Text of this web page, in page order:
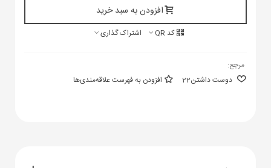
افزودن به سبد خرید
کد QR اشتراک گذاری
مرجع:
دوست داشتن22 افزودن به فهرست علاقه‌مندی‌ها